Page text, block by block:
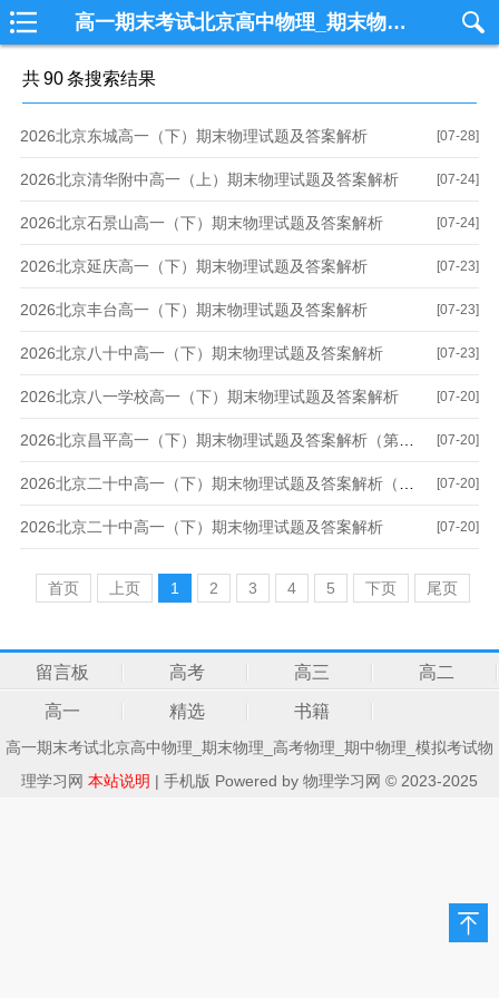
高一期末考试北京高中物理_期末物理_高考物理_期中物理_模拟考试物理学习网
共90条搜索结果
[07-28]
2026北京东城高一（下）期末物理试题及答案解析
[07-24]
2026北京清华附中高一（上）期末物理试题及答案解析
[07-24]
2026北京石景山高一（下）期末物理试题及答案解析
[07-23]
2026北京延庆高一（下）期末物理试题及答案解析
[07-23]
2026北京丰台高一（下）期末物理试题及答案解析
[07-23]
2026北京八十中高一（下）期末物理试题及答案解析
[07-20]
2026北京八一学校高一（下）期末物理试题及答案解析
[07-20]
2026北京昌平高一（下）期末物理试题及答案解析（第二组）
[07-20]
2026北京二十中高一（下）期末物理试题及答案解析（启承）
[07-20]
2026北京二十中高一（下）期末物理试题及答案解析
首页 上页 1 2 3 4 5 下页 尾页
留言板 高考 高三 高二
高一 精选 书籍
高一期末考试北京高中物理_期末物理_高考物理_期中物理_模拟考试物
理学习网 本站说明 | 手机版 Powered by 物理学习网 © 2023-2025